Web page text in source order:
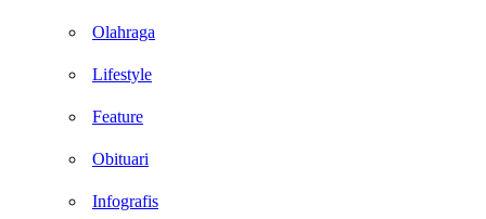
Olahraga
Lifestyle
Feature
Obituari
Infografis